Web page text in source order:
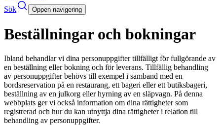
Sök
Öppen navigering
Beställningar och bokningar
Ibland behandlar vi dina personuppgifter tillfälligt för fullgörande av
en beställning eller bokning och för leverans. Tillfällig behandling
av personuppgifter behövs till exempel i samband med en
bordsreservation på en restaurang, ett bageri eller ett butiksbageri,
beställning av en julkorg eller hyrning av en släpvagn. På denna
webbplats ger vi också information om dina rättigheter som
registrerad och hur du kan utnyttja dina rättigheter i relation till
behandling av personuppgifter.